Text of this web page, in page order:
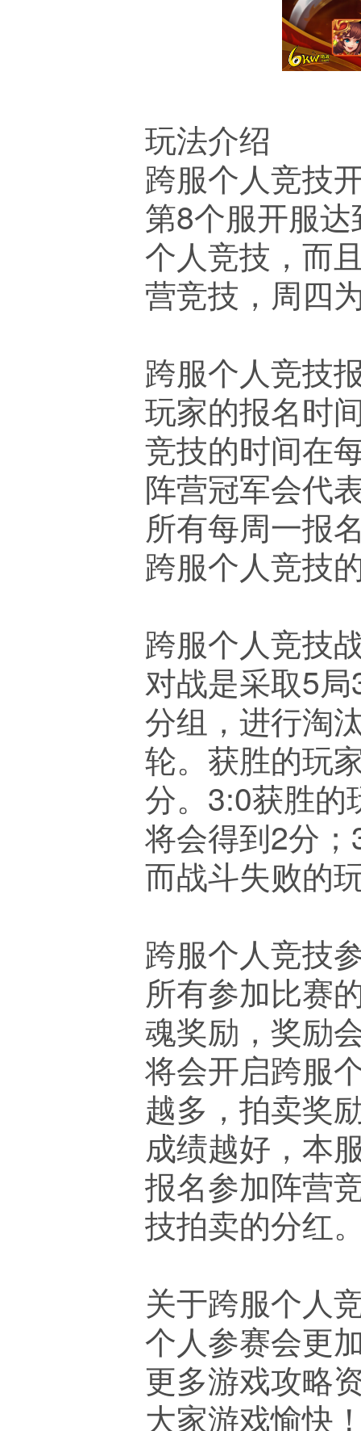
玩法介绍
跨服个人竞技
第8个服开服
个人竞技，而
营竞技，周四
跨服个人竞技
玩家的报名时
竞技的时间在
阵营冠军会代
所有每周一报
跨服个人竞技
跨服个人竞技
对战是采取5
分组，进行淘
轮。获胜的玩
分。3:0获胜的
将会得到2分
而战斗失败的
跨服个人竞技
所有参加比赛
魂奖励，奖励
将会开启跨服
越多，拍卖奖
成绩越好，本
报名参加阵营
技拍卖的分红
关于跨服个人
个人参赛会更
更多游戏攻略
大家游戏愉快